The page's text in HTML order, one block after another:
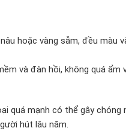
hoặc vàng sẫm, đều màu
và đàn hồi, không quá ẩm
quá mạnh có thể gây
hút lâu năm.